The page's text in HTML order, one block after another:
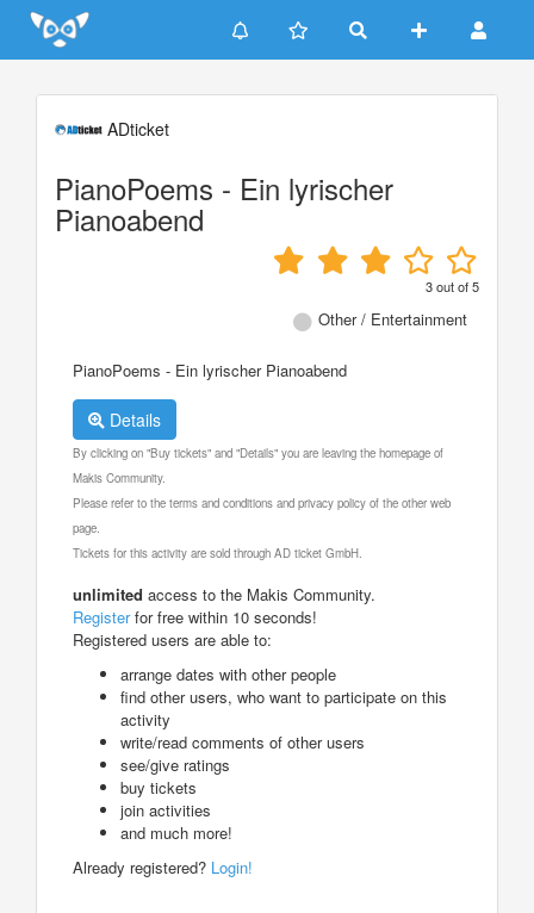
Update cookies preferences
ADticket
PianoPoems - Ein lyrischer
Pianoabend
3out of5
Other / Entertainment
PianoPoems - Ein lyrischer Pianoabend
Details
By clicking on "Buy tickets" and "Details" you are leaving the homepage of
Makis Community.
Please refer to the terms and conditions and privacy policy of the other web
page.
Tickets for this activity are sold through AD ticket GmbH.
unlimited access to the Makis Community.
Registerfor free within 10 seconds!
Registered users are able to:
arrange dates with other people
find other users, who want to participate on this
activity
write/read comments of other users
see/give ratings
buy tickets
join activities
and much more!
Already registered? Login!